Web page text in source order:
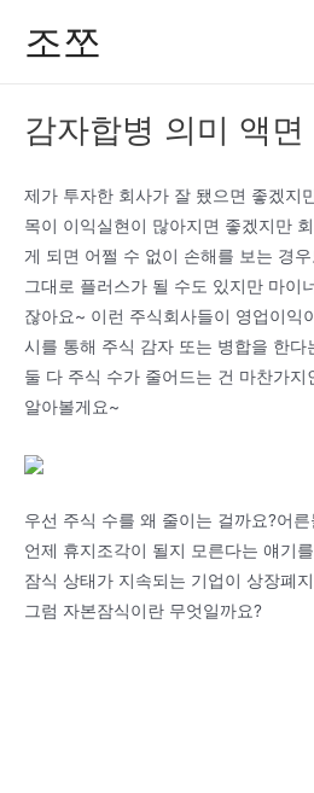
조쪼
감자합병 의미 액
제가 투자한 회사가 잘 됐으면 좋겠지
목이 이익실현이 많아지면 좋겠지만
게 되면 어쩔 수 없이 손해를 보는 경
그대로 플러스가 될 수도 있지만 마이
잖아요~ 이런 주식회사들이 영업이익
시를 통해 주식 감자 또는 병합을 한
둘 다 주식 수가 줄어드는 건 마찬가지
알아볼게요~
우선 주식 수를 왜 줄이는 걸까요?어
언제 휴지조각이 될지 모른다는 얘기
잠식 상태가 지속되는 기업이 상장폐
그럼 자본잠식이란 무엇일까요?